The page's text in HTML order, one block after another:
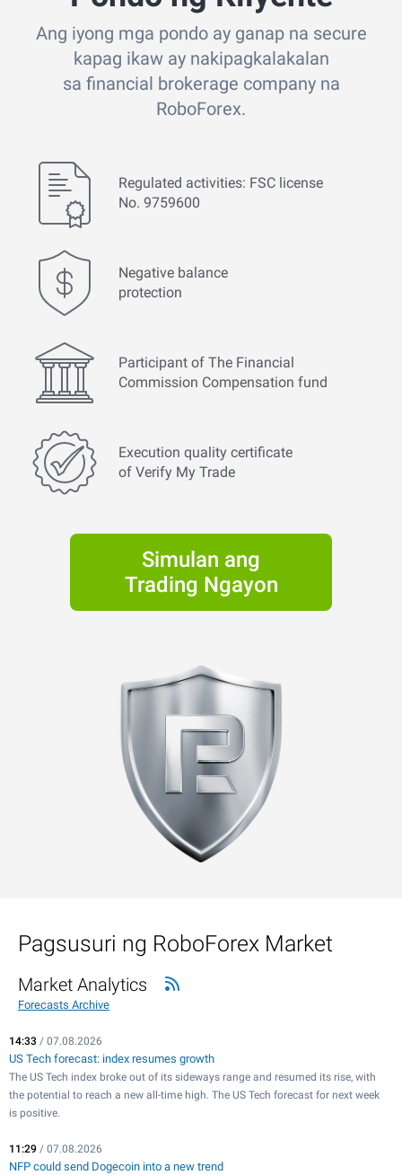
Ang iyong mga pondo ay ganap na secure
kapag ikaw ay nakipagkalakalan
sa financial brokerage company na
RoboForex.
Regulated activities: FSC license
No. 9759600
Negative balance
protection
Participant of The Financial
Commission Compensation fund
Execution quality certificate
of Verify My Trade
Simulan ang
Trading Ngayon
Pagsusuri ng RoboForex Market
Market Analytics
Forecasts Archive
14:33 / 07.08.2026
US Tech forecast: index resumes growth
The US Tech index broke out of its sideways range and resumed its rise, with
the potential to reach a new all-time high. The US Tech forecast for next week
is positive.
11:29 / 07.08.2026
NFP could send Dogecoin into a new trend